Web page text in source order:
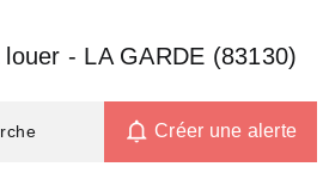
- LA GARDE (83130)
Créer une alerte